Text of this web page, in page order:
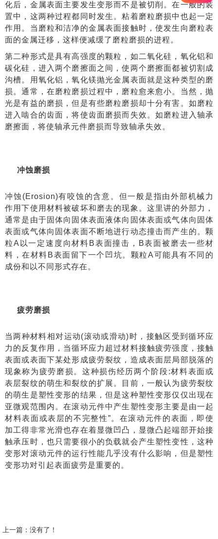
化后，金属表面主要发生变形而不是被切削。在一般的装
置中，这两种过程都同时发生。粘着磨粒磨损中也起一定
作用。当磨粒和洁净的金属表面接触时，使发生向磨粒表
面的金属迁移，这样便减缓了磨粒磨损的进程。
第二种形式是具有高强度的颗粒，如二氧化硅，氧化铝和
碳化硅，进入两个磨擦面之间，使两个磨擦面都被切割成
沟槽。用氧化铝，氧化镁抛光金属表面就是这种类型的磨
损。通常，在磨粒磨损过程中，磨粒愈来愈小。当然，抛
光是有益的磨损，但是有些磨粒磨损却十分有害。如磨粒
进入啮合的齿面，将使齿面磨损而失效。如磨粒进入轴承
磨擦面，将使轴承元件磨损而导致轴承失效。
冲蚀磨损
冲蚀(Erosion)有咬蚀的含意。但一般是指由外部机械力
作用下使用材料被破坏和磨去的现象。这里讲的外部力，
通常是由于固体向固体表面液体向固体表面或气体向固体
表面或气体向固体表面不断地进行动态撞击而产生的。颗
粒A以一定速度向材料B表面撞击，B表面被磨去一些材
料，在材料B表面留下一个凹坑。颗粒A可能具有不同的
成份和以不同形式存在。
疲劳磨损
当两种材料相对运动(滚动或滑动)时，接触区受到循环应
力的反复作用，当循环应力超过材料接触疲劳强度，接触
表面或表面下某处形成疲劳裂纹，造成表面层局部脱落的
现象称为疲劳磨损。这种损伤经历两个阶段:材料表面或
表层裂纹的萌生和裂纹的扩展。目前，一般认为疲劳裂纹
的萌生是塑性变形的结果，但是这种塑性变形仅仅出现在
亚微观范围内。在滚动元件中产生塑性变形主要是由一起
材料表面或表层的不完整性”。在滚动元件的表面，即使
加工得非常光滑也存在着显微凹凸，显微凸起端部开始接
触承压时，也只需要很小的负载就会产生塑性变性，这种
变形对滚动元件的运行性能几乎没有什么影响，但是塑性
变形功对引起表面疲劳是重要的。
上一篇：没有了！